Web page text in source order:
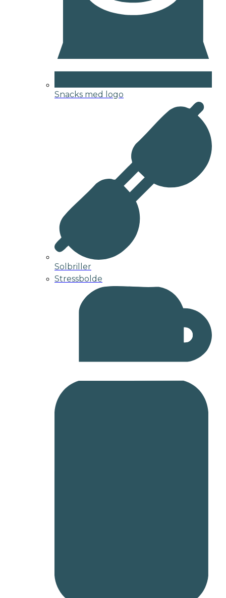
Snacks med logo
Solbriller
Stressbolde